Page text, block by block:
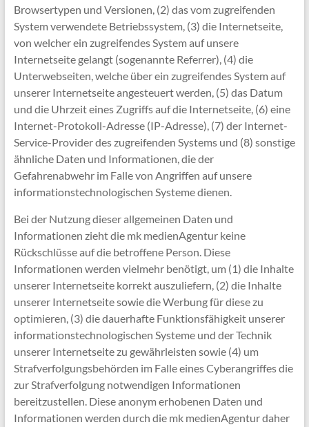
Browsertypen und Versionen, (2) das vom zugreifenden
System verwendete Betriebssystem, (3) die Internetseite,
von welcher ein zugreifendes System auf unsere
Internetseite gelangt (sogenannte Referrer), (4) die
Unterwebseiten, welche über ein zugreifendes System auf
unserer Internetseite angesteuert werden, (5) das Datum
und die Uhrzeit eines Zugriffs auf die Internetseite, (6) eine
Internet-Protokoll-Adresse (IP-Adresse), (7) der Internet-
Service-Provider des zugreifenden Systems und (8) sonstige
ähnliche Daten und Informationen, die der
Gefahrenabwehr im Falle von Angriffen auf unsere
informationstechnologischen Systeme dienen.
Bei der Nutzung dieser allgemeinen Daten und
Informationen zieht die mk medienAgentur keine
Rückschlüsse auf die betroffene Person. Diese
Informationen werden vielmehr benötigt, um (1) die Inhalte
unserer Internetseite korrekt auszuliefern, (2) die Inhalte
unserer Internetseite sowie die Werbung für diese zu
optimieren, (3) die dauerhafte Funktionsfähigkeit unserer
informationstechnologischen Systeme und der Technik
unserer Internetseite zu gewährleisten sowie (4) um
Strafverfolgungsbehörden im Falle eines Cyberangriffes die
zur Strafverfolgung notwendigen Informationen
bereitzustellen. Diese anonym erhobenen Daten und
Informationen werden durch die mk medienAgentur daher